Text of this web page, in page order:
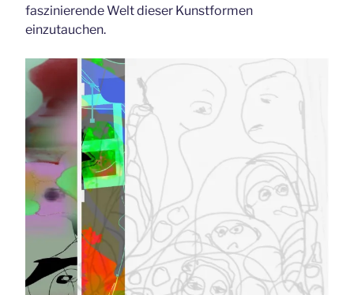
faszinierende Welt dieser Kunstformen
einzutauchen.